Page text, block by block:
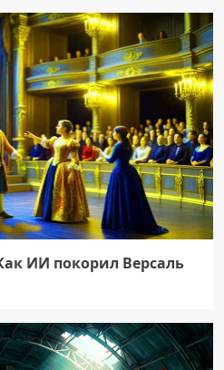
ИИ покорил Версаль